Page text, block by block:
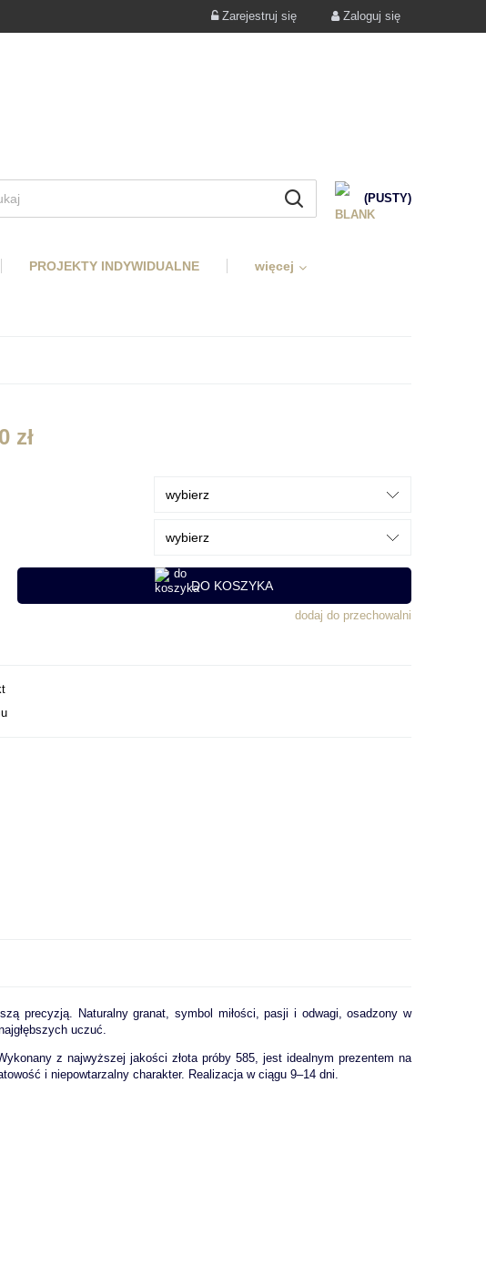
Zarejestruj się Zaloguj się
(PUSTY)
PROJEKTY INDYWIDUALNE więcej
zł
DO KOSZYKA
dodaj do przechowalni
precyzją. Naturalny granat, symbol miłości, pasji i odwagi, osadzony w
uczuć.
z najwyższej jakości złota próby 585, jest idealnym prezentem na
i niepowtarzalny charakter. Realizacja w ciągu 9–14 dni.